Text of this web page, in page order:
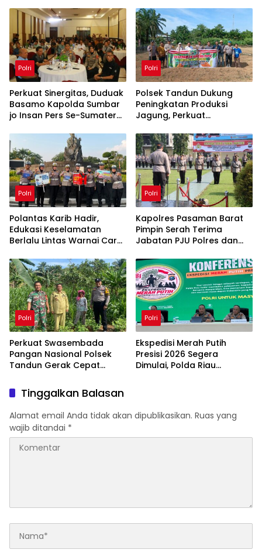
Polri
Perkuat Sinergitas, Duduak
Basamo Kapolda Sumbar
jo Insan Pers Se-Sumatera
Polri
Polsek Tandun Dukung
Peningkatan Produksi
Jagung, Perkuat
Nasional Desa Tapung
Jaya
Polri
Polantas Karib Hadir,
Edukasi Keselamatan
Berlalu Lintas Warnai Car
Polri
Kapolres Pasaman Barat
Pimpin Serah Terima
Jabatan PJU Polres dan
Polri
Perkuat Swasembada
Pangan Nasional Polsek
Tandun Gerak Cepat
Polri
Ekspedisi Merah Putih
Presisi 2026 Segera
Dimulai, Polda Riau
Tinggalkan Balasan
Alamat email Anda tidak akan dipublikasikan. Ruas yang
wajib ditandai *